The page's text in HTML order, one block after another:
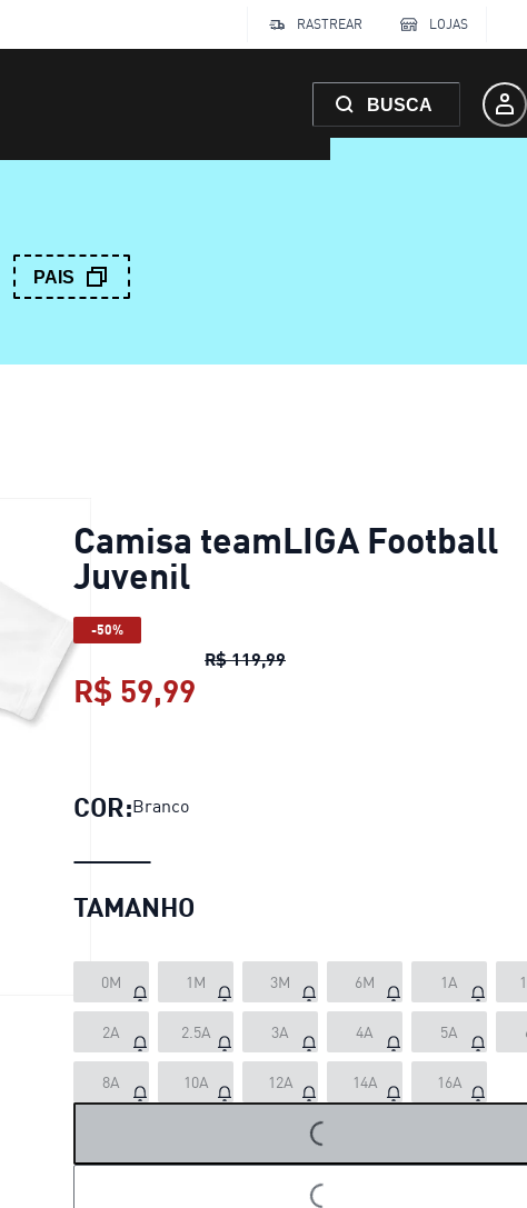
RASTREAR LOJAS
BUSCA
PAIS
Camisa teamLIGA Football
Juvenil
-50%
R$ 119,99Camisa teamLIGA Football
R$ 59,99
COR:Branco
TAMANHO
0M 1M 3M 6M 1A
2A 2.5A 3A 4A 5A
8A 10A 12A 14A 16A
LOADING...
LOADING...